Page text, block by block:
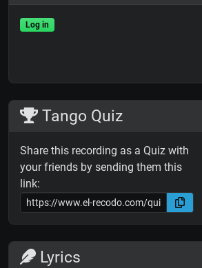
Log in
Tango Quiz
Share this recording as a Quiz with
your friends by sending them this
link:
Lyrics